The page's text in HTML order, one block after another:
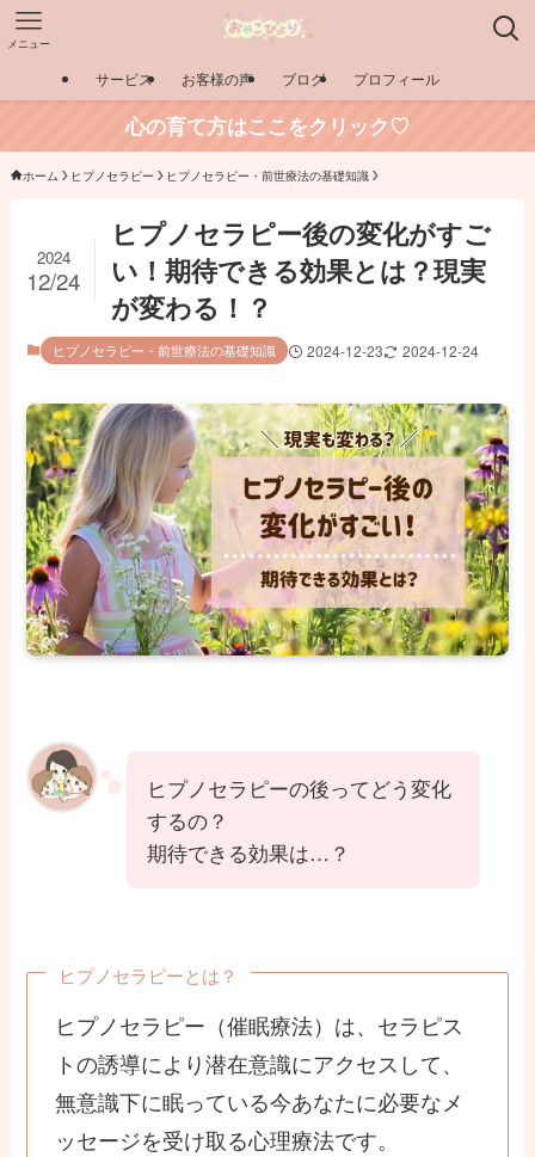
メニュー
サービス お客様の声 ブログ プロフィール
心の育て方はここをクリック♡
ホーム ヒプノセラピー ヒプノセラピー・前世療法の基礎知識
ヒプノセラピー後の変化がすご
い！期待できる効果とは？現実
が変わる！？
2024
12/24
ヒプノセラピー・前世療法の基礎知識 2024-12-23 2024-12-24
ヒプノセラピーの後ってどう変化
するの？
期待できる効果は…？
ヒプノセラピーとは？
ヒプノセラピー（催眠療法）は、セラピス
トの誘導により潜在意識にアクセスして、
無意識下に眠っている今あなたに必要なメ
ッセージを受け取る心理療法です。